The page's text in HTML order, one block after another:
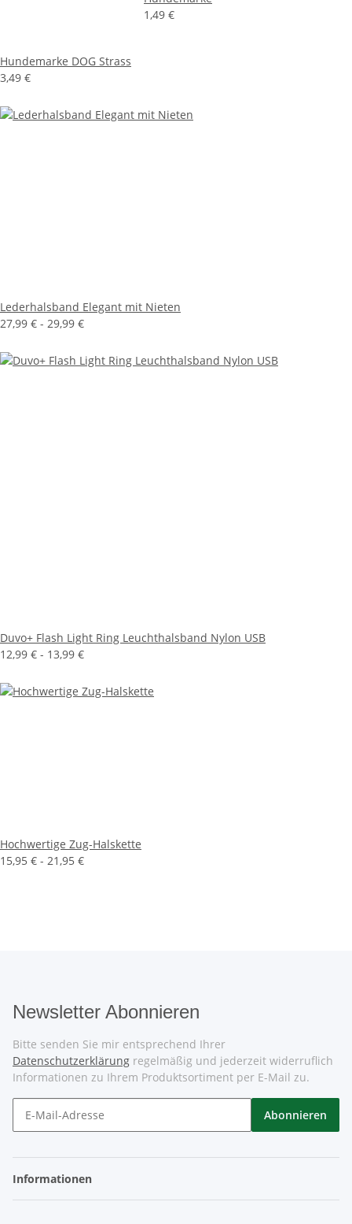
Hundemarke DOG Strass
3,49 €
1,49 €
Lederhalsband Elegant mit Nieten
27,99 € - 29,99 €
Duvo+ Flash Light Ring Leuchthalsband Nylon USB
12,99 € - 13,99 €
Hochwertige Zug-Halskette
15,95 € - 21,95 €
Newsletter Abonnieren
Bitte senden Sie mir entsprechend Ihrer
Datenschutzerklärung regelmäßig und jederzeit widerruflich
Informationen zu Ihrem Produktsortiment per E-Mail zu.
Abonnieren
Informationen